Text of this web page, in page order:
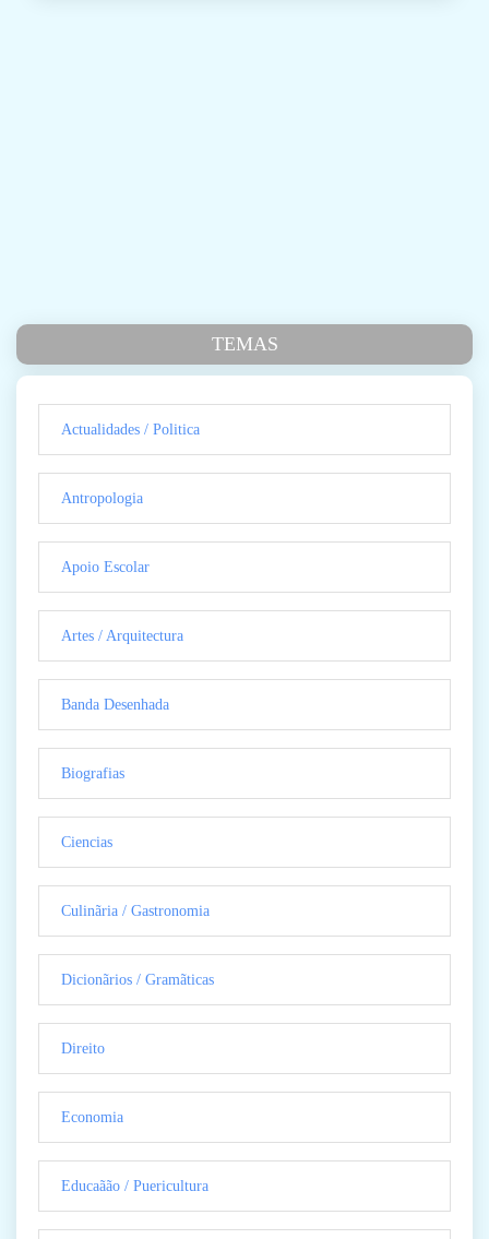
TEMAS
Actualidades / Politica
Antropologia
Apoio Escolar
Artes / Arquitectura
Banda Desenhada
Biografias
Ciencias
Culinãria / Gastronomia
Dicionãrios / Gramãticas
Direito
Economia
Educaãão / Puericultura